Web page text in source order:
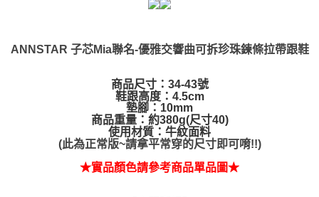
ANNSTAR 子芯Mia聯名-優雅交響曲可拆珍珠鍊條拉帶跟鞋
商品尺寸：34-43號
鞋跟高度：4.5cm
墊腳：10mm
商品重量：約380g(尺寸40)
使用材質：牛紋面料
(此為正常版~請拿平常穿的尺寸即可唷!!)
★實品顏色請參考商品單品圖★